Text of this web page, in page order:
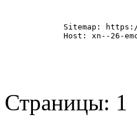
Sitemap:
Host: xn--26-
Страницы: 1